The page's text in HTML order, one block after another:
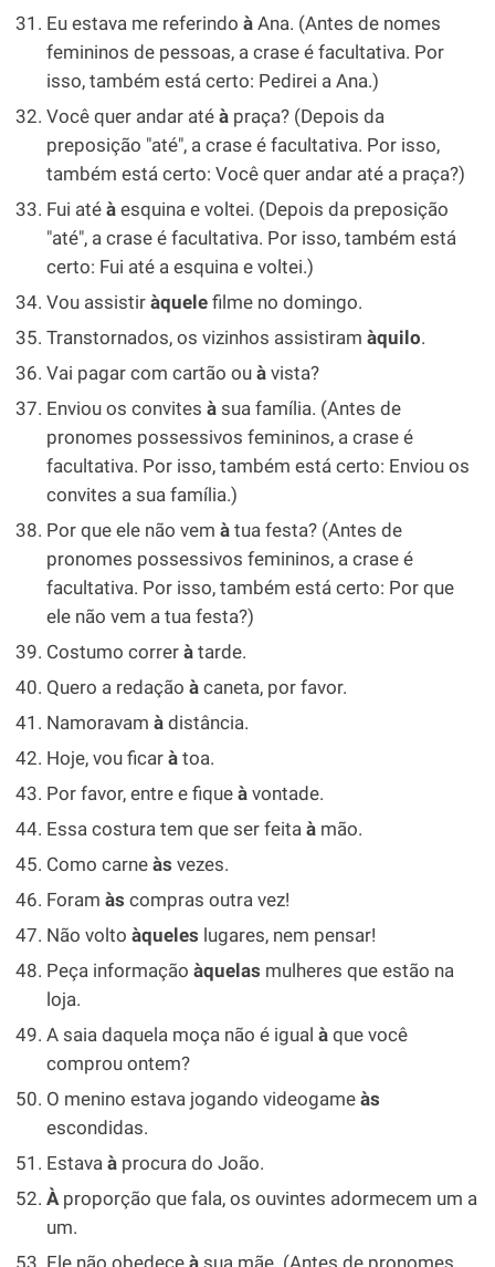
Eu estava me referindo à Ana. (Antes de nomes
femininos de pessoas, a crase é facultativa. Por
isso, também está certo: Pedirei a Ana.)
Você quer andar até à praça? (Depois da
preposição "até", a crase é facultativa. Por isso,
também está certo: Você quer andar até a praça?)
Fui até à esquina e voltei. (Depois da preposição
"até", a crase é facultativa. Por isso, também está
certo: Fui até a esquina e voltei.)
Vou assistir àquele filme no domingo.
Transtornados, os vizinhos assistiram àquilo.
Vai pagar com cartão ou à vista?
Enviou os convites à sua família. (Antes de
pronomes possessivos femininos, a crase é
facultativa. Por isso, também está certo: Enviou os
convites a sua família.)
Por que ele não vem à tua festa? (Antes de
pronomes possessivos femininos, a crase é
facultativa. Por isso, também está certo: Por que
ele não vem a tua festa?)
Costumo correr à tarde.
Quero a redação à caneta, por favor.
Namoravam à distância.
Hoje, vou ficar à toa.
Por favor, entre e fique à vontade.
Essa costura tem que ser feita à mão.
Como carne às vezes.
Foram às compras outra vez!
Não volto àqueles lugares, nem pensar!
Peça informação àquelas mulheres que estão na
loja.
A saia daquela moça não é igual à que você
comprou ontem?
O menino estava jogando videogame às
escondidas.
Estava à procura do João.
Àproporção que fala, os ouvintes adormecem um a
um.